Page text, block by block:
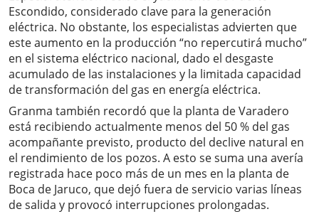
Escondido, considerado clave para la generación
eléctrica. No obstante, los especialistas advierten que
este aumento en la producción “no repercutirá mucho”
en el sistema eléctrico nacional, dado el desgaste
acumulado de las instalaciones y la limitada capacidad
de transformación del gas en energía eléctrica.
Granma también recordó que la planta de Varadero
está recibiendo actualmente menos del 50 % del gas
acompañante previsto, producto del declive natural en
el rendimiento de los pozos. A esto se suma una avería
registrada hace poco más de un mes en la planta de
Boca de Jaruco, que dejó fuera de servicio varias líneas
de salida y provocó interrupciones prolongadas.